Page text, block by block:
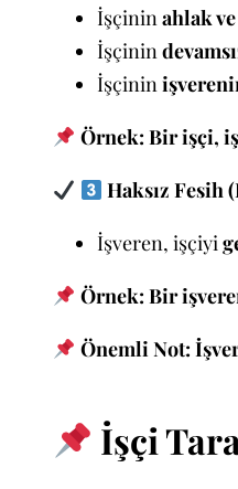
İşçininahlak
İşçinin
İşçinin
Örnek: Bir işçi,
Haksız Fesih
İşveren, işçiyi
Örnek: Bir
Önemli Not:
İşçi